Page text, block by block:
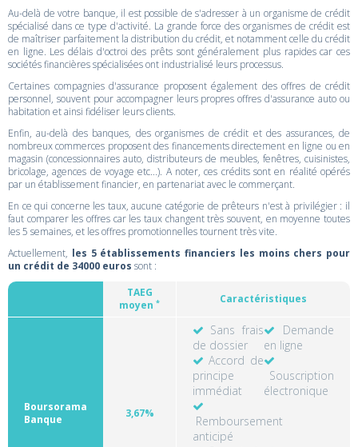
Au-delà de votre banque, il est possible de s'adresser à un organisme de crédit
spécialisé dans ce type d'activité. La grande force des organismes de crédit est
de maîtriser parfaitement la distribution du crédit, et notamment celle du crédit
en ligne. Les délais d'octroi des prêts sont généralement plus rapides car ces
sociétés financières spécialisées ont industrialisé leurs processus.
Certaines compagnies d'assurance proposent également des offres de crédit
personnel, souvent pour accompagner leurs propres offres d'assurance auto ou
habitation et ainsi fidéliser leurs clients.
Enfin, au-delà des banques, des organismes de crédit et des assurances, de
nombreux commerces proposent des financements directement en ligne ou en
magasin (concessionnaires auto, distributeurs de meubles, fenêtres, cuisinistes,
bricolage, agences de voyage etc...). A noter, ces crédits sont en réalité opérés
par un établissement financier, en partenariat avec le commerçant.
En ce qui concerne les taux, aucune catégorie de prêteurs n'est à privilégier : il
faut comparer les offres car les taux changent très souvent, en moyenne toutes
les 5 semaines, et les offres promotionnelles tournent très vite.
Actuellement, les 5 établissements financiers les moins chers pour
un crédit de 34000 euros sont :
TAEG
moyen * Caractéristiques
Boursorama
Banque
3,67%
Sans frais
de dossier
Demande
en ligne
Accord de
principe
immédiat
Souscription
électronique
Remboursement
anticipé